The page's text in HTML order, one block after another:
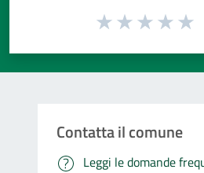
Valuta da 1 a 5 stelle la pagina
Contatta il comune
Leggi le domande